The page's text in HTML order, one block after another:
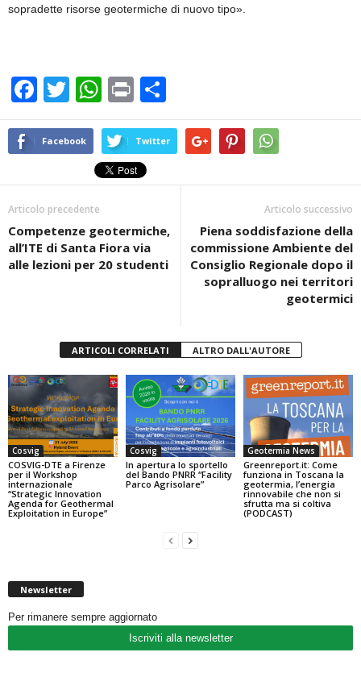
sopradette risorse geotermiche di nuovo tipo».
F
a
c
b
o
o
k
T
wi
tt
W
h
at
s
A
p
Pr
in
t
o
n
vi
Facebook Twitter
Articolo precedente
Competenze geotermiche,
all’ITE di Santa Fiora via
alle lezioni per 20 studenti
Articolo successivo
Piena soddisfazione della
commissione Ambiente del
Consiglio Regionale dopo il
sopralluogo nei territori
geotermici
ARTICOLI CORRELATI ALTRO DALL'AUTORE
Cosvig
COSVIG-DTE a Firenze
per il Workshop
internazionale
“Strategic Innovation
Agenda for Geothermal
Exploitation in Europe”
Cosvig
In apertura lo sportello
del Bando PNRR “Facility
Parco Agrisolare”
Geotermia News
Greenreport.it: Come
funziona in Toscana la
geotermia, l’energia
rinnovabile che non si
sfrutta ma si coltiva
(PODCAST)
Newsletter
Per rimanere sempre aggiornato
Iscriviti alla newsletter